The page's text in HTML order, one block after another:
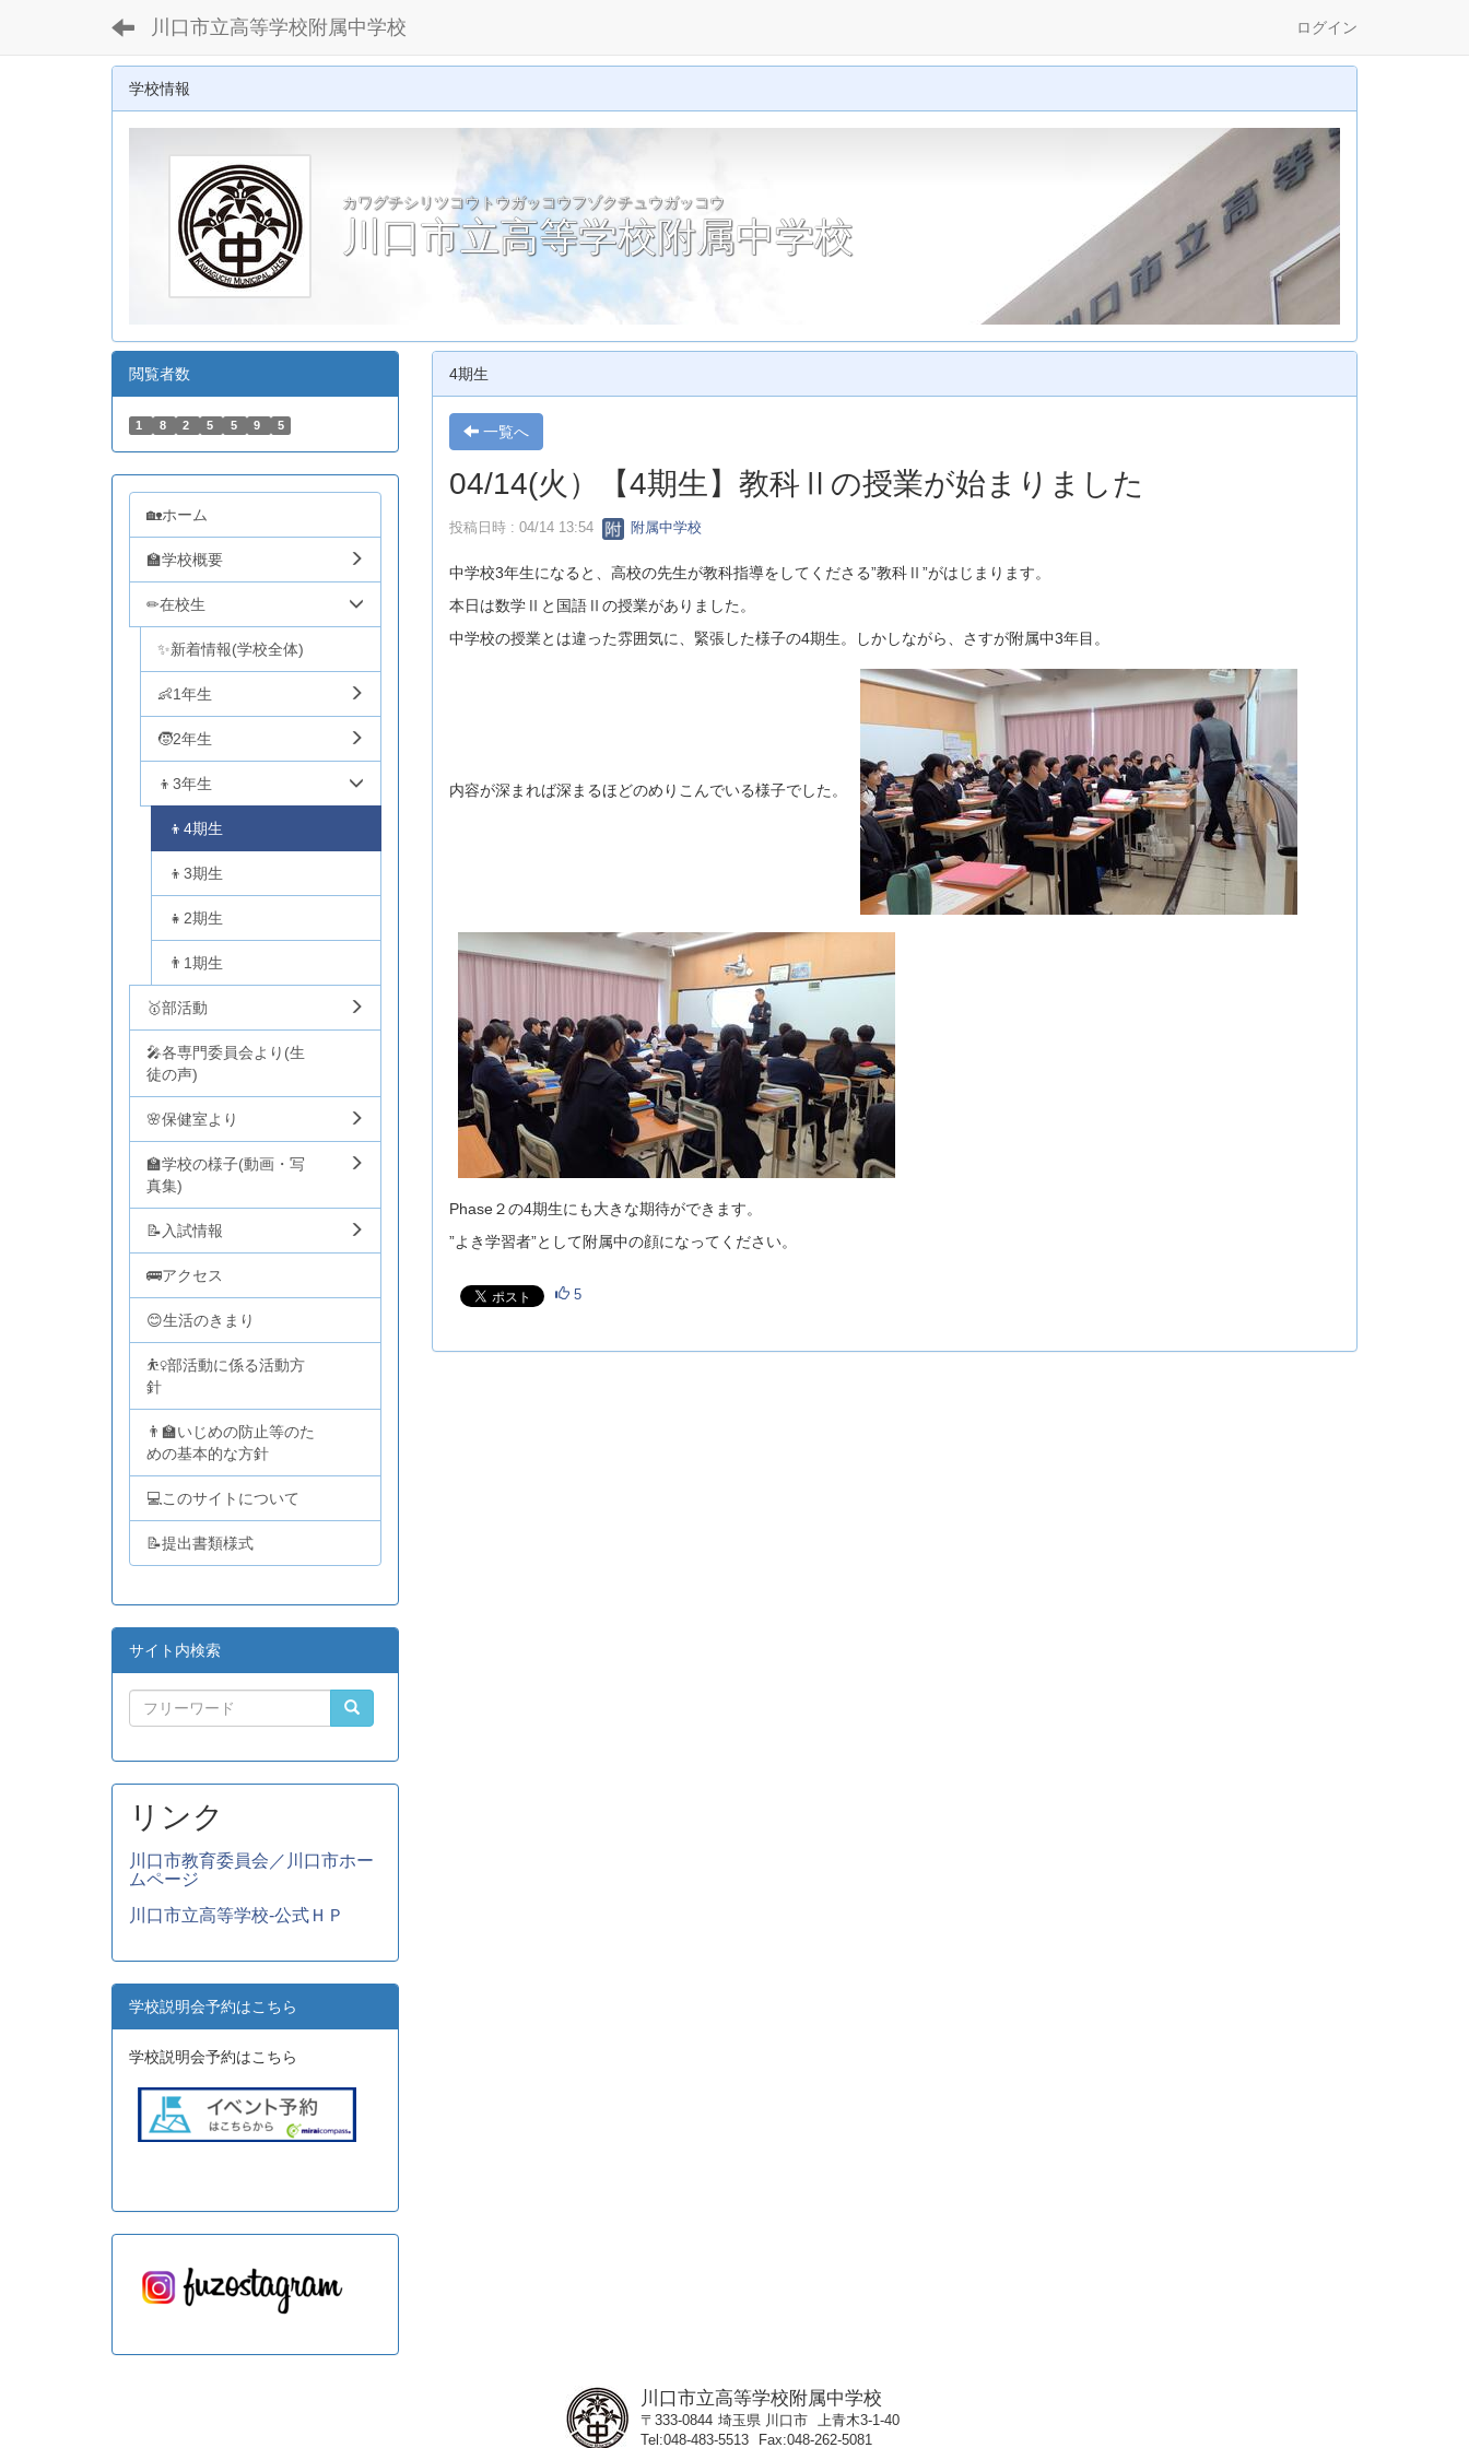
川口市立高等学校附属中学校 ログイン
学校情報
カワグチシリツコウトウガッコウフゾクチュウガッコウ
川口市立高等学校附属中学校
4期生
一覧へ
04/14(火）【4期生】教科Ⅱの授業が始まりました
投稿日時 : 04/14 13:54 附属中学校
中学校3年生になると、高校の先生が教科指導をしてくださる”教科Ⅱ”がはじまります。
本日は数学Ⅱと国語Ⅱの授業がありました。
中学校の授業とは違った雰囲気に、緊張した様子の4期生。しかしながら、さすが附属中3年目。
内容が深まれば深まるほどのめりこんでいる様子でした。
Phase２の4期生にも大きな期待ができます。
”よき学習者”として附属中の顔になってください。
5
閲覧者数
1 8 2 5 5 9 5
🏡ホーム
🏫学校概要
✏在校生
✨新着情報(学校全体)
👶1年生
🧒2年生
👦3年生
👦4期生
👦3期生
👧2期生
👨1期生
🥇部活動
🎤各専門委員会より(生
徒の声)
🌸保健室より
🏫学校の様子(動画・写
真集)
📝入試情報
🚌アクセス
😊生活のきまり
⛹️‍♀️部活動に係る活動方
針
👨‍🏫いじめの防止等のた
めの基本的な方針
💻このサイトについて
📝提出書類様式
サイト内検索
リンク
川口市教育委員会／川口市ホー
ムページ
川口市立高等学校-公式ＨＰ
学校説明会予約はこちら
学校説明会予約はこちら
川口市立高等学校附属中学校
〒333-0844 埼玉県 川口市
上青木3-1-40
Tel 048-483-5513 Fax 048-262-5081